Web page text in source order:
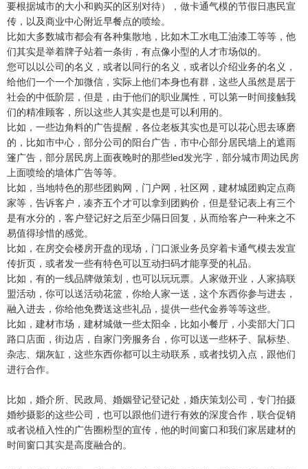
要根据城市的大小和购买的区别对待），做卡通气模的节假日惠民宣
传，以及商业中心附近早餐点的喷绘。
比如大多数城市都会有各种集散地，比如木工水电工油漆工等等，他
们其实是举着牌子站着一条街，有点像小型的人才市场似的。
您可以以公司的名义，或者以同行的名义，或者以介绍业务的名义，
给他们一个一个加微信，实际上他们本身也有群，这些人虽然是居于
社会的中低阶层，但是，由于他们的职业属性，可以第一时间接触我
们的精准顾客，所以这些人其实是也是可以利用的。
比如，一些边角料的广告提醒，各位老板其实也是可以花心思去琢磨
的，比如市中心，部分公司的阳台广告，市中心部分居民墙上的遮雨
篷广告，部分居民房上面夜晚时的那些led发光字，部分城市周边民房
上面喷绘的墙体广告等等。
比如，当地特色的那些团购网，门户网，社区网，建材城团购定点商
家等，告诉客户，凑齐五个才可以拿到团购价，但是登记表上有三个
是有水分的，客户登记好之后至少隔日回复，从而给客户一种来之不
易值得珍惜的感觉。
比如，在房交会楼房开盘的现场，门口派业务员穿着卡通气模去发宣
传折页，或者发一些有特色可以互动扫码才能享受的礼品。
比如，有的一线品牌做策划，也可以玩玩票。人家做开业，人家搞联
盟活动，你可以送活动花篮，你给人家一送，这个东西你参与进去，
融入进去，你给他免费送这些礼品，提供一些代金券等等这些。
比如，建材市场，建材城做一些太阳伞，比如小餐厅，小卖部大门口
路口店面，街边店，自家门旁服务台，你可以送一些杯子、鼠标垫、
杂志、烟灰缸，这些东西你都可以主动联系，或者找切入点，跟他们
进行合作。
比如，婚介所、民政局、婚姻登记登记处，婚庆策划公司，专门拍摄
婚纱摄影的这些公司，也可以跟他们进行有效的深度合作，联合促销
或者说植入性的广告圈粉型的宣传，他的时间窗口和我们家居建材的
时间窗口其实是高度融合的。